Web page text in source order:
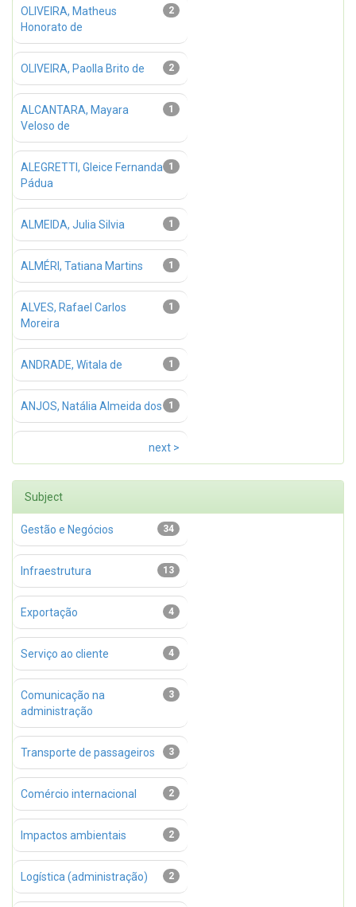
2
OLIVEIRA, Matheus
Honorato de
2
OLIVEIRA, Paolla Brito de
1
ALCANTARA, Mayara
Veloso de
1
ALEGRETTI, Gleice Fernanda
Pádua
1
ALMEIDA, Julia Silvia
1
ALMÉRI, Tatiana Martins
1
ALVES, Rafael Carlos
Moreira
1
ANDRADE, Witala de
1
ANJOS, Natália Almeida dos
next >
Subject
34
Gestão e Negócios
13
Infraestrutura
4
Exportação
4
Serviço ao cliente
3
Comunicação na
administração
3
Transporte de passageiros
2
Comércio internacional
2
Impactos ambientais
2
Logística (administração)